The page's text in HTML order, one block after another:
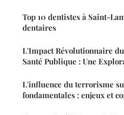
Top 10 dentistes à Saint-
dentaires
L'Impact Révolutionnaire
Santé Publique : Une
L'influence du terrorisme
fondamentales : enjeux et